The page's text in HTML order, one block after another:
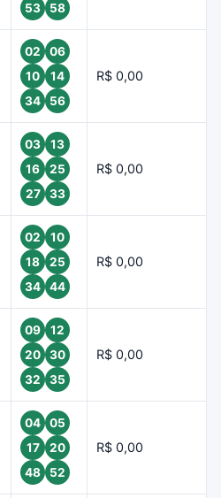
53
58
02
06
10
14
34
56
R$ 0,00
03
13
16
25
27
33
R$ 0,00
02
10
18
25
34
44
R$ 0,00
09
12
20
30
32
35
R$ 0,00
04
05
17
20
48
52
R$ 0,00